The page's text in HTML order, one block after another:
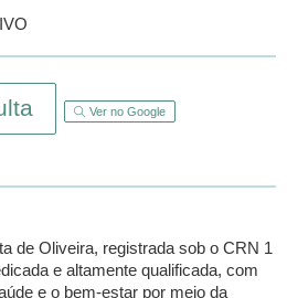
Ver no Google
de Oliveira, registrada sob o CRN 1
e altamente qualificada, com
e o bem-estar por meio da